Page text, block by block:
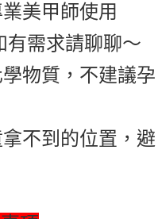
美甲師使用
有需求請聊聊～
物質，不建議孕
不到的位置，避